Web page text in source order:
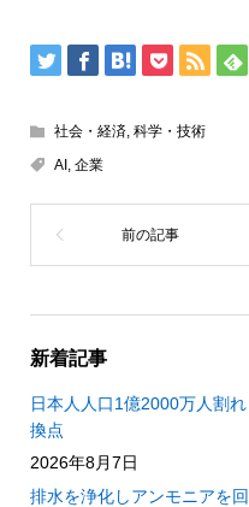
社会・経済, 科学・技術
AI, 企業
新着記事
日本人人口1億2000万人割
換点
2026年8月7日
排水を浄化しアンモニアを